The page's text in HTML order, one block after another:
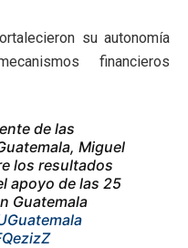
su autonomía
financieros
de las
Miguel
los resultados
apoyo de las 25
Guatemala